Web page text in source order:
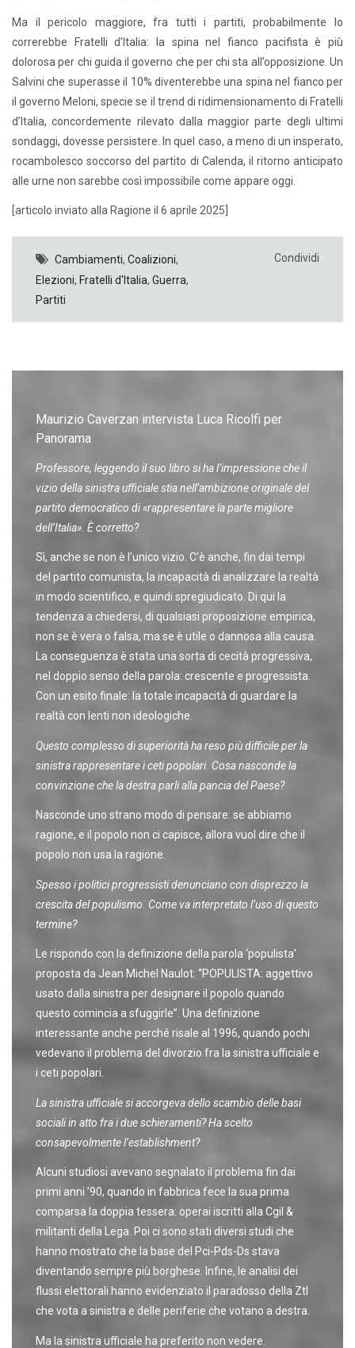
Ma il pericolo maggiore, fra tutti i partiti, probabilmente lo
correrebbe Fratelli d’Italia: la spina nel fianco pacifista è più
dolorosa per chi guida il governo che per chi sta all’opposizione. Un
Salvini che superasse il 10% diventerebbe una spina nel fianco per
il governo Meloni, specie se il trend di ridimensionamento di Fratelli
d’Italia, concordemente rilevato dalla maggior parte degli ultimi
sondaggi, dovesse persistere. In quel caso, a meno di un insperato,
rocambolesco soccorso del partito di Calenda, il ritorno anticipato
alle urne non sarebbe così impossibile come appare oggi.
[articolo inviato alla Ragione il 6 aprile 2025]
Cambiamenti, Coalizioni,
Elezioni, Fratelli d'Italia, Guerra,
Partiti
Condividi
Maurizio Caverzan intervista Luca Ricolfi per
Panorama
Professore, leggendo il suo libro si ha l’impressione che il
vizio della sinistra ufficiale stia nell’ambizione originale del
partito democratico di «rappresentare la parte migliore
dell’Italia». È corretto?
Sì, anche se non è l’unico vizio. C’è anche, fin dai tempi
del partito comunista, la incapacità di analizzare la realtà
in modo scientifico, e quindi spregiudicato. Di qui la
tendenza a chiedersi, di qualsiasi proposizione empirica,
non se è vera o falsa, ma se è utile o dannosa alla causa.
La conseguenza è stata una sorta di cecità progressiva,
nel doppio senso della parola: crescente e progressista.
Con un esito finale: la totale incapacità di guardare la
realtà con lenti non ideologiche.
Questo complesso di superiorità ha reso più difficile per la
sinistra rappresentare i ceti popolari. Cosa nasconde la
convinzione che la destra parli alla pancia del Paese?
Nasconde uno strano modo di pensare: se abbiamo
ragione, e il popolo non ci capisce, allora vuol dire che il
popolo non usa la ragione.
Spesso i politici progressisti denunciano con disprezzo la
crescita del populismo. Come va interpretato l’uso di questo
termine?
Le rispondo con la definizione della parola ‘populista’
proposta da Jean Michel Naulot: “POPULISTA: aggettivo
usato dalla sinistra per designare il popolo quando
questo comincia a sfuggirle”. Una definizione
interessante anche perché risale al 1996, quando pochi
vedevano il problema del divorzio fra la sinistra ufficiale e
i ceti popolari.
La sinistra ufficiale si accorgeva dello scambio delle basi
sociali in atto fra i due schieramenti? Ha scelto
consapevolmente l’establishment?
Alcuni studiosi avevano segnalato il problema fin dai
primi anni ’90, quando in fabbrica fece la sua prima
comparsa la doppia tessera: operai iscritti alla Cgil &
militanti della Lega. Poi ci sono stati diversi studi che
hanno mostrato che la base del Pci-Pds-Ds stava
diventando sempre più borghese. Infine, le analisi dei
flussi elettorali hanno evidenziato il paradosso della Ztl
che vota a sinistra e delle periferie che votano a destra.
Ma la sinistra ufficiale ha preferito non vedere.